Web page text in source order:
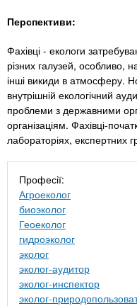
Перспективи:
Фахівці - екологи
різних галузей, особливо,
інші викиди в атмосферу.
внутрішній екологічний
проблеми з державними
організаціям. Фахівці-
лабораторіях, експертних
Професії:
Агроеколог
биоэколог
Геоеколог
гидроэколог
эколог
эколог-аудитор
эколог-инспектор
эколог-